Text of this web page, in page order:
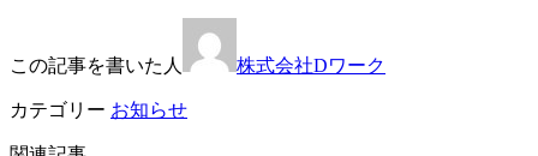
この記事を書いた人 株式会社Dワーク
カテゴリー お知らせ